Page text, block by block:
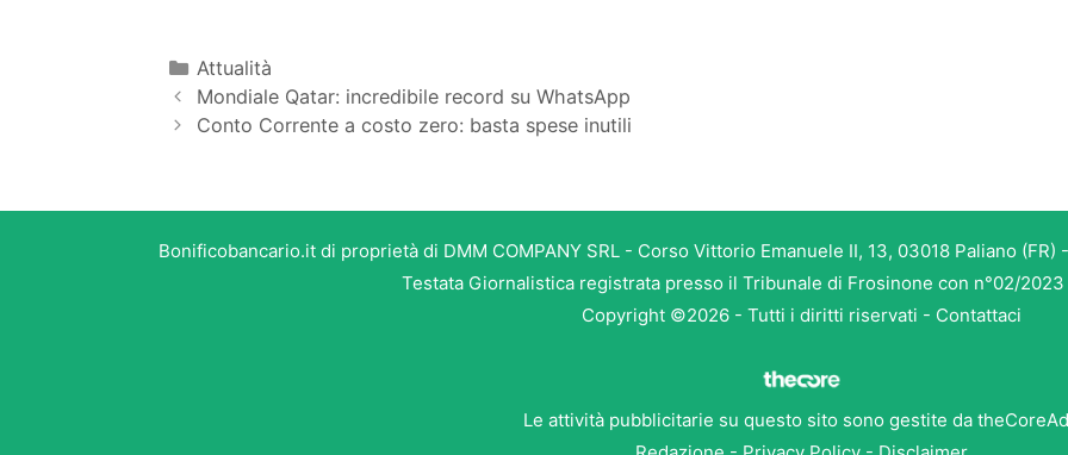
Categorie
Attualità
Mondiale Qatar: incredibile record su WhatsApp
Conto Corrente a costo zero: basta spese inutili
Bonificobancario.it di proprietà di DMM COMPANY SRL - Corso Vittorio Emanuele II, 13, 03018 Paliano
Testata Giornalistica registrata presso il Tribunale di Frosinone con n°02/
Copyright ©2026 - Tutti i diritti riservati - Contattaci
Le attività pubblicitarie su questo sito sono gestite da